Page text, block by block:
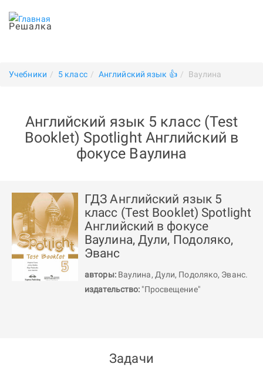
Решалка
Учебники 5 класс Английский язык 👍 Ваулина
Английский язык 5 класс (Test
Booklet) Spotlight Английский в
фокусе Ваулина
ГДЗ Английский язык 5
класс (Test Booklet) Spotlight
Английский в фокусе
Ваулина, Дули, Подоляко,
Эванс
авторы: Ваулина, Дули, Подоляко, Эванс.
издательство: "Просвещение"
Задачи